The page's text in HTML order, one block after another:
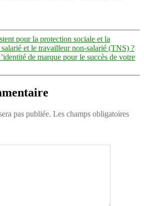
pour la protection sociale et la
et le travailleur non-salarié (TNS) ?
de marque pour le succès de votre
pas publiée. Les champs obligatoires